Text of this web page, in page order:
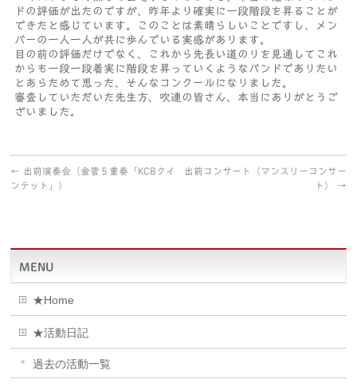
ドの評価が出たのですが、昨年より確実に一段階段を昇ることが
できたと感じています。このことは素晴らしいことですし、メン
バーの一人一人が共に歩んでいる実感があります。
目の前の評価だけでなく、これから先長い道のりを見通してこれ
からも一段一段着実に階段を昇っていくようなバンドでありたい
とあらためて思った、そんなコンクールになりました。
審査していただいた先生方、吹連の皆さん、本当にありがとうご
ざいました。
← 出前演奏会（金管５重奏「KCBクイ
ンテット」）
出前コンサート（マンスリーコンサー
ト）
→
MENU
★Home
★活動日記
過去の活動一覧